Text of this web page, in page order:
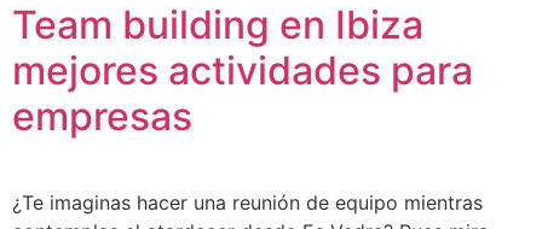
Team building en Ibiza
mejores actividades para
empresas
¿Te imaginas hacer una reunión de equipo mientras